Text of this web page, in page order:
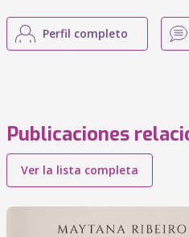
Perfil completo
Publicaciones
Ver la lista completa